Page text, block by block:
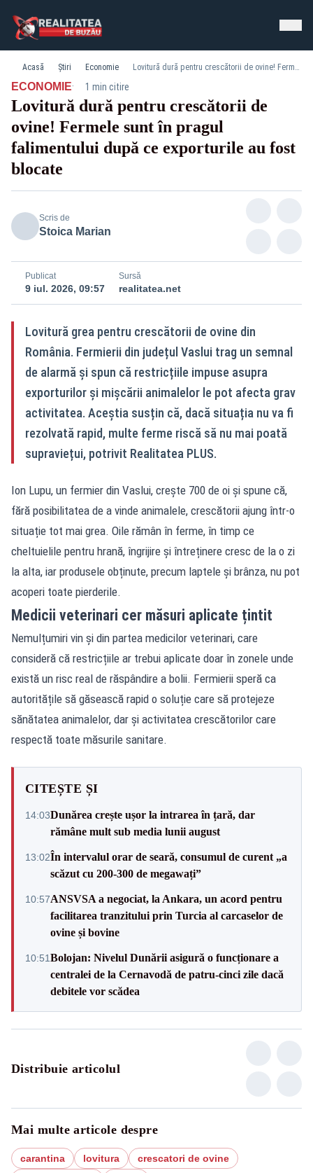
Acasă Știri Economie Lovitură dură pentru crescătorii de ovine! Fermele sunt în pragul falimentului după ce exporturile au fost blocate
ECONOMIE· 1 min citire
Lovitură dură pentru crescătorii de
ovine! Fermele sunt în pragul
falimentului după ce exporturile au fost
blocate
Scris de
Stoica Marian
Publicat
9 iul. 2026, 09:57
Sursă
realitatea.net
Lovitură grea pentru crescătorii de ovine din
România. Fermierii din județul Vaslui trag un semnal
de alarmă și spun că restricțiile impuse asupra
exporturilor și mișcării animalelor le pot afecta grav
activitatea. Aceștia susțin că, dacă situația nu va fi
rezolvată rapid, multe ferme riscă să nu mai poată
supraviețui, potrivit Realitatea PLUS.
Ion Lupu, un fermier din Vaslui, crește 700 de oi și spune că,
fără posibilitatea de a vinde animalele, crescătorii ajung într-o
situație tot mai grea. Oile rămân în ferme, în timp ce
cheltuielile pentru hrană, îngrijire și întreținere cresc de la o zi
la alta, iar produsele obținute, precum laptele și brânza, nu pot
acoperi toate pierderile.
Medicii veterinari cer măsuri aplicate țintit
Nemulțumiri vin și din partea medicilor veterinari, care
consideră că restricțiile ar trebui aplicate doar în zonele unde
există un risc real de răspândire a bolii. Fermierii speră ca
autoritățile să găsească rapid o soluție care să protejeze
sănătatea animalelor, dar și activitatea crescătorilor care
respectă toate măsurile sanitare.
CITEȘTE ȘI
14:03Dunărea crește ușor la intrarea în țară, dar
rămâne mult sub media lunii august
13:02În intervalul orar de seară, consumul de curent „a
scăzut cu 200-300 de megawați”
10:57ANSVSA a negociat, la Ankara, un acord pentru
facilitarea tranzitului prin Turcia al carcaselor de
ovine și bovine
10:51Bolojan: Nivelul Dunării asigură o funcționare a
centralei de la Cernavodă de patru-cinci zile dacă
debitele vor scădea
Distribuie articolul
Mai multe articole despre
carantina lovitura
crescatori de ovine